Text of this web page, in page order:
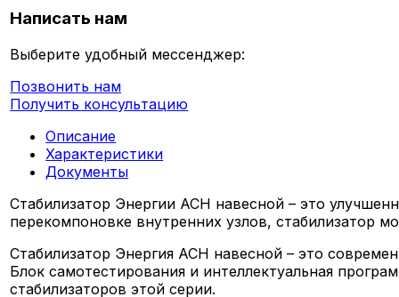
Написать нам
Выберите удобный мессенджер:
Позвонить нам
Получить консультацию
Описание
Характеристики
Документы
Стабилизатор Энергии АСН навесной – это
перекомпоновке внутренних узлов, стабилизатор
Стабилизатор Энергия АСН навесной – это
Блок самотестирования и интеллектуальная
стабилизаторов этой серии.